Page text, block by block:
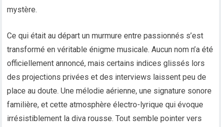
mystère.
Ce qui était au départ un murmure entre passionnés s’est
transformé en véritable énigme musicale. Aucun nom n’a été
officiellement annoncé, mais certains indices glissés lors
des projections privées et des interviews laissent peu de
place au doute. Une mélodie aérienne, une signature sonore
familière, et cette atmosphère électro-lyrique qui évoque
irrésistiblement la diva rousse. Tout semble pointer vers